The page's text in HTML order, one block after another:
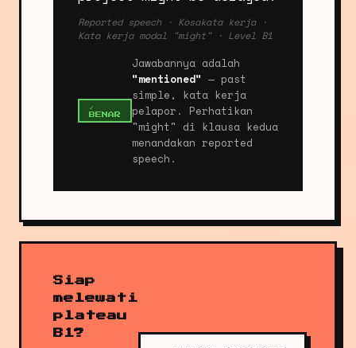
Reported speech · Kosakata kerja ·
Kata kerja modal "might" · Level B1
✓
BENAR
Jawabannya adalah
"mentioned" — past
simple, kata kerja
pelapor. Perhatikan
"might" di klausa kedua
menandakan reported
speech.
Siap
melewati
plateau
B1?